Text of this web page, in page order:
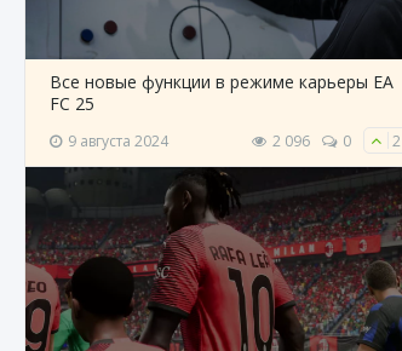
Все новые функции в режиме карьеры EA
FC 25
9 августа 2024 2 096 0 2